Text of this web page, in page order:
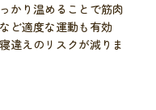
かり温めることで筋肉
ど適度な運動も有効
違えのリスクが減りま